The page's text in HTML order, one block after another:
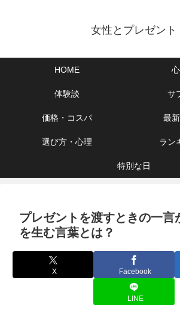
女性とプレゼント
HOME
体験談 サ
価格・コスパ 最
選び方・心理 ラン
特別な日
プレゼントを渡すときの一言
を生む言葉とは？
X Facebook
LINE